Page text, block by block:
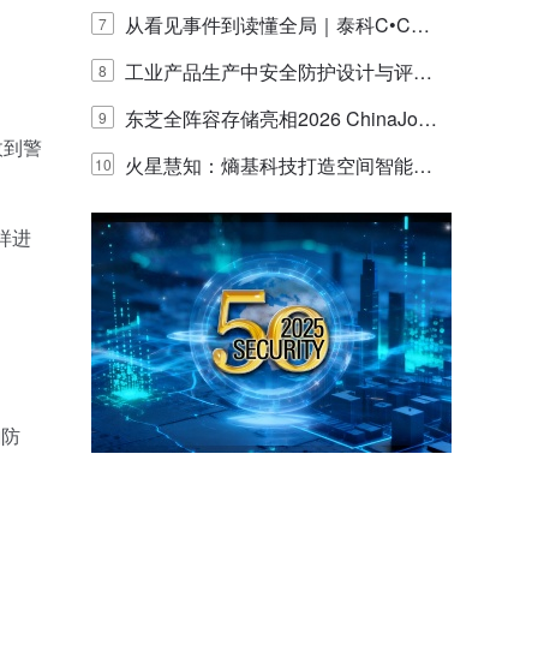
警
进
联安全产品，四层守护更放心！
7
从看见事件到读懂全局｜泰科C•CUR
E IQ 3.20开启安防运营智能新时代
8
工业产品生产中安全防护设计与评估
的实践与探讨
9
东芝全阵容存储亮相2026 ChinaJo
y，以海量数据底座赋能“与AI同游”新
体验
10
火星慧知：熵基科技打造空间智能时
代的认知中枢